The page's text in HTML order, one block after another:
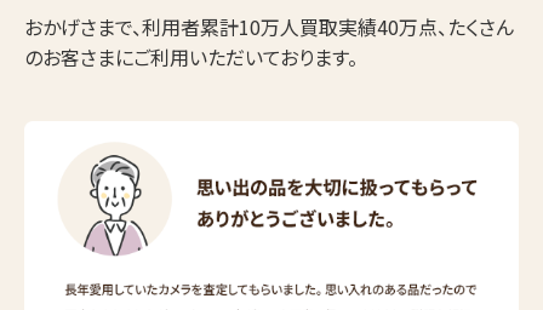
おかげさまで、利用者累計10万人買取実績40万点、たくさん
のお客さまにご利用いただいております。